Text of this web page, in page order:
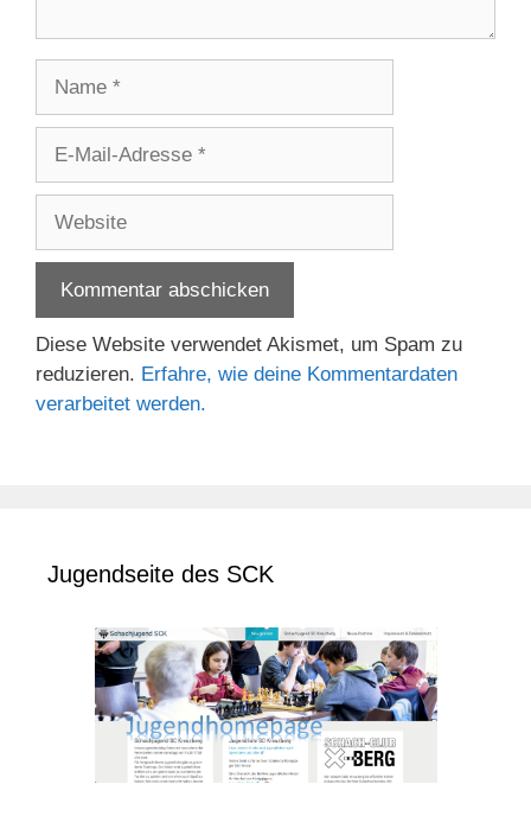
Adresse
Diese Website verwendet Akismet, um Spam zu
reduzieren. Erfahre, wie deine Kommentardaten
verarbeitet werden.
Jugendseite des SCK